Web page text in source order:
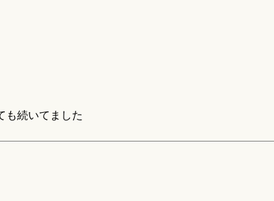
も続いてました